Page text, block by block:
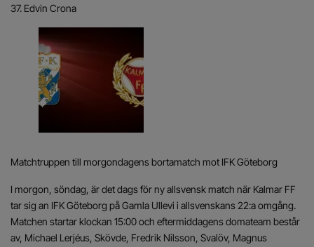
37. Edvin Crona
Matchtruppen till morgondagens bortamatch mot IFK Göteborg
I morgon, söndag, är det dags för ny allsvensk match när Kalmar FF
tar sig an IFK Göteborg på Gamla Ullevi i allsvenskans 22:a omgång.
Matchen startar klockan 15:00 och eftermiddagens domateam består
av, Michael Lerjéus, Skövde, Fredrik Nilsson, Svalöv, Magnus